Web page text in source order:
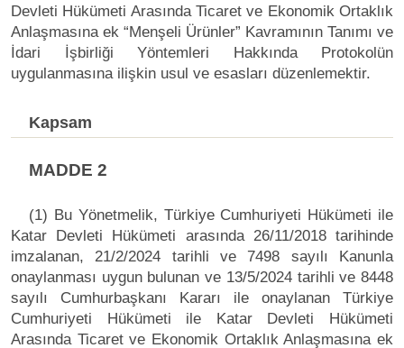
Devleti Hükümeti Arasında Ticaret ve Ekonomik Ortaklık
Anlaşmasına ek “Menşeli Ürünler” Kavramının Tanımı ve
İdari İşbirliği Yöntemleri Hakkında Protokolün
uygulanmasına ilişkin usul ve esasları düzenlemektir.
Kapsam
MADDE 2
(1) Bu Yönetmelik, Türkiye Cumhuriyeti Hükümeti ile
Katar Devleti Hükümeti arasında 26/11/2018 tarihinde
imzalanan, 21/2/2024 tarihli ve 7498 sayılı Kanunla
onaylanması uygun bulunan ve 13/5/2024 tarihli ve 8448
sayılı Cumhurbaşkanı Kararı ile onaylanan Türkiye
Cumhuriyeti Hükümeti ile Katar Devleti Hükümeti
Arasında Ticaret ve Ekonomik Ortaklık Anlaşmasına ek